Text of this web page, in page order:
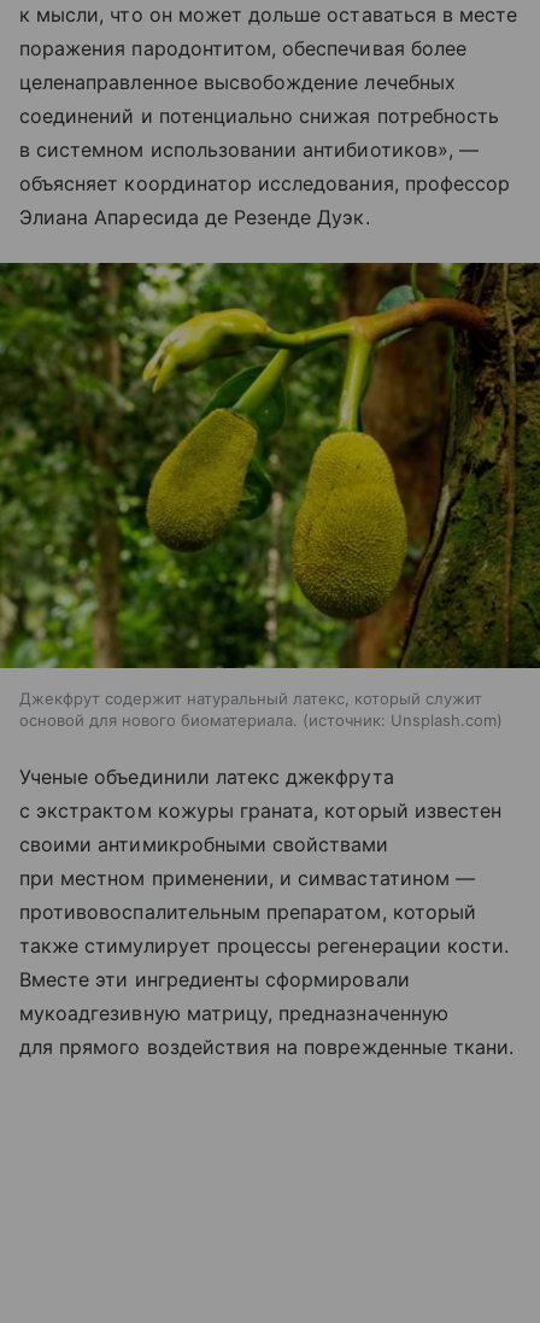
к мысли, что он может дольше оставаться в месте
поражения пародонтитом, обеспечивая более
целенаправленное высвобождение лечебных
соединений и потенциально снижая потребность
в системном использовании антибиотиков», —
объясняет координатор исследования, профессор
Элиана Апаресида де Резенде Дуэк.
Джекфрут содержит натуральный латекс, который служит
основой для нового биоматериала.
источник: Unsplash.com
Ученые объединили латекс джекфрута
с экстрактом кожуры граната, который известен
своими антимикробными свойствами
при местном применении, и симвастатином —
противовоспалительным препаратом, который
также стимулирует процессы регенерации кости.
Вместе эти ингредиенты сформировали
мукоадгезивную матрицу, предназначенную
для прямого воздействия на поврежденные ткани.